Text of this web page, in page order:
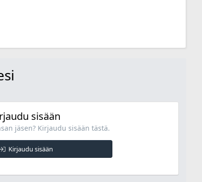
sisään
jäsen? Kirjaudu sisään tästä.
Kirjaudu sisään